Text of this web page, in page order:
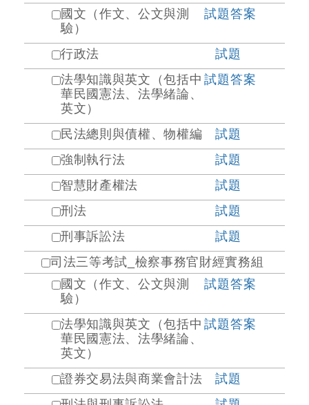
國文（作文、公文與測
驗）
試題答案
行政法
試題
法學知識與英文（包括中
華民國憲法、法學緒論、
英文）
試題答案
民法總則與債權、物權編
試題
強制執行法
試題
智慧財產權法
試題
刑法
試題
刑事訴訟法
試題
司法三等考試_檢察事務官財經實務組
國文（作文、公文與測
驗）
試題答案
法學知識與英文（包括中
華民國憲法、法學緒論、
英文）
試題答案
證券交易法與商業會計法
試題